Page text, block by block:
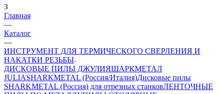
3
Главная
—
Каталог
—
ИНСТРУМЕНТ ДЛЯ ТЕРМИЧЕСКОГО СВЕРЛЕНИЯ И
НАКАТКИ РЕЗЬБЫ
ДИСКОВЫЕ ПИЛЫ ДЖУЛИЯШАРКМЕТАЛ
JULIASHARKMETAL (Россия/Италия)Дисковые пилы
SHARKMETAL (Россия) для отрезных станковЛЕНТОЧНЫЕ